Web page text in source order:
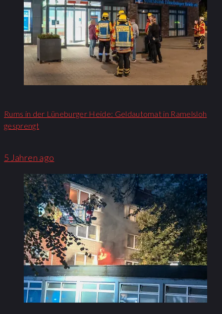
Rums in der Lüneburger Heide: Geldautomat in Ramelsloh
gesprengt
5 Jahren ago